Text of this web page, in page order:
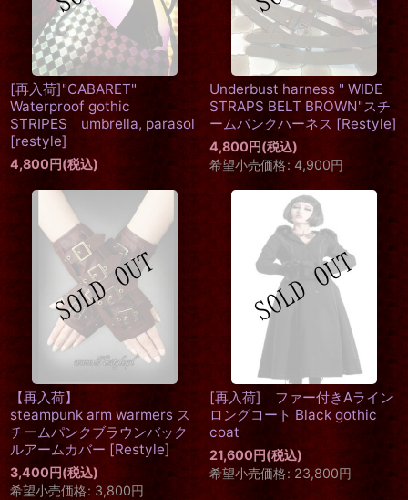
[再入荷]"CABARET"
Waterproof gothic
STRIPES umbrella, parasol
[restyle]
4,800円(税込)
Underbust harness " WIDE
STRAPS BELT BROWN"スチ
ームパンクハーネス [Restyle]
4,800円(税込)
希望小売価格: 4,900円
【再入荷】
steampunk arm warmers ス
チームパンクブラウンバック
ルアームカバー [Restyle]
3,400円(税込)
希望小売価格: 3,800円
[再入荷] ファー付きAライン
ロングコート Black gothic
coat
21,600円(税込)
希望小売価格: 23,800円